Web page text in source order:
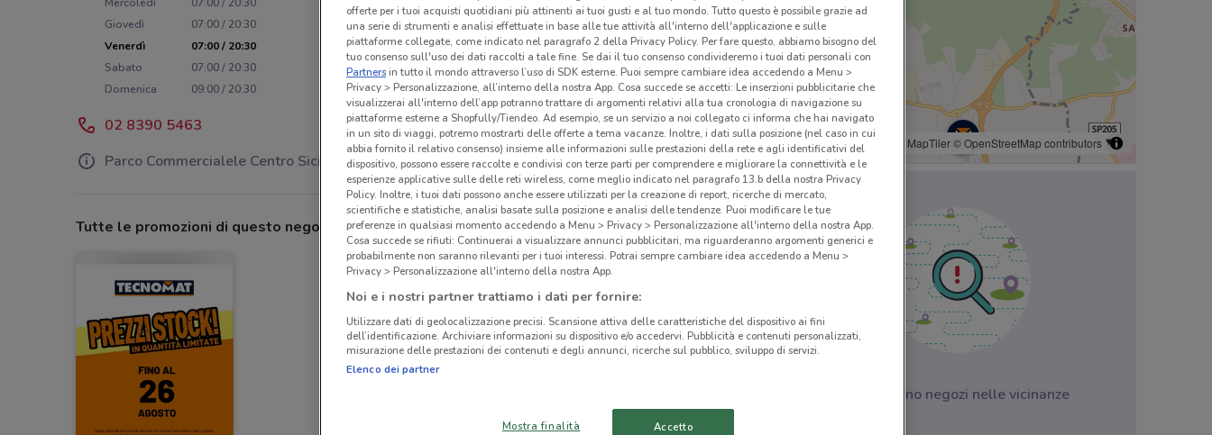
Giovedì
07:00 / 20:30
Venerdì
07:00 / 20:30
Sabato
07:00 / 20:30
Domenica
09:00 / 20:30
02 8390 5463
Parco Commercialele Centro Sicilia
Tutte le promozioni di questo negozio
© MapTiler© OpenStreetMap contributors
Non ci sono negozi nelle vicinanze
offerte per i tuoi acquisti quotidiani più attinenti ai tuoi gusti e al tuo mondo. Tutto questo è possibile grazie ad
una serie di strumenti e analisi effettuate in base alle tue attività all'interno dell'applicazione e sulle
piattaforme collegate, come indicato nel paragrafo 2 della Privacy Policy. Per fare questo, abbiamo bisogno del
tuo consenso sull'uso dei dati raccolti a tale fine. Se dai il tuo consenso condivideremo i tuoi dati personali con
Partnersin tutto il mondo attraverso l’uso di SDK esterne. Puoi sempre cambiare idea accedendo a Menu >
Privacy > Personalizzazione, all’interno della nostra App. Cosa succede se accetti: Le inserzioni pubblicitarie che
visualizzerai all'interno dell’app potranno trattare di argomenti relativi alla tua cronologia di navigazione su
piattaforme esterne a Shopfully/Tiendeo. Ad esempio, se un servizio a noi collegato ci informa che hai navigato
in un sito di viaggi, potremo mostrarti delle offerte a tema vacanze. Inoltre, i dati sulla posizione (nel caso in cui
abbia fornito il relativo consenso) insieme alle informazioni sulle prestazioni della rete e agli identificativi del
dispositivo, possono essere raccolte e condivisi con terze parti per comprendere e migliorare la connettività e le
esperienze applicative sulle delle reti wireless, come meglio indicato nel paragrafo 13.b della nostra Privacy
Policy. Inoltre, i tuoi dati possono anche essere utilizzati per la creazione di report, ricerche di mercato,
scientifiche e statistiche, analisi basate sulla posizione e analisi delle tendenze. Puoi modificare le tue
preferenze in qualsiasi momento accedendo a Menu > Privacy > Personalizzazione all'interno della nostra App.
Cosa succede se rifiuti: Continuerai a visualizzare annunci pubblicitari, ma riguarderanno argomenti generici e
probabilmente non saranno rilevanti per i tuoi interessi. Potrai sempre cambiare idea accedendo a Menu >
Privacy > Personalizzazione all'interno della nostra App.
Noi e i nostri partner trattiamo i dati per fornire:
Utilizzare dati di geolocalizzazione precisi. Scansione attiva delle caratteristiche del dispositivo ai fini
dell’identificazione. Archiviare informazioni su dispositivo e/o accedervi. Pubblicità e contenuti personalizzati,
misurazione delle prestazioni dei contenuti e degli annunci, ricerche sul pubblico, sviluppo di servizi.
Elenco dei partner
Mostra finalità Accetto